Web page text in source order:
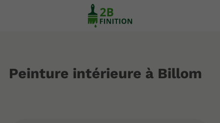
Peinture intérieure à Billom